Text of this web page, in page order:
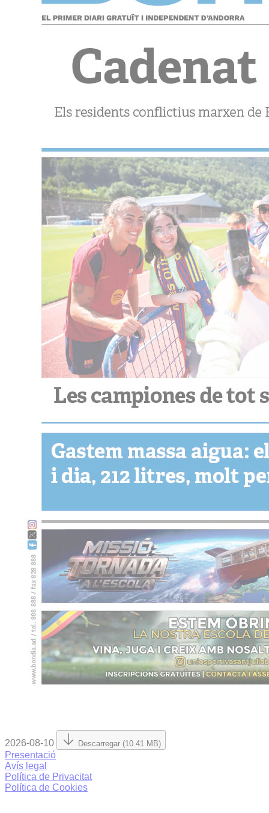
2026-08-10 Descarregar (10.41 MB)
Presentació
Avís legal
Política de Privacitat
Política de Cookies